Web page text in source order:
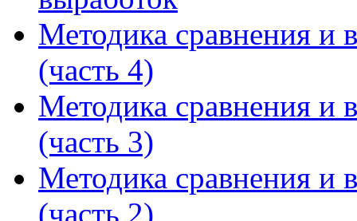
Методика сравнения и
(часть 4)
Методика сравнения и
(часть 3)
Методика сравнения и
(часть 2)